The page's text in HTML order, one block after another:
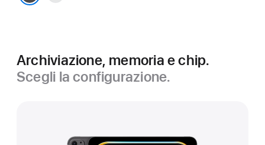
Archiviazione, memoria e chip.
Scegli la configurazione.